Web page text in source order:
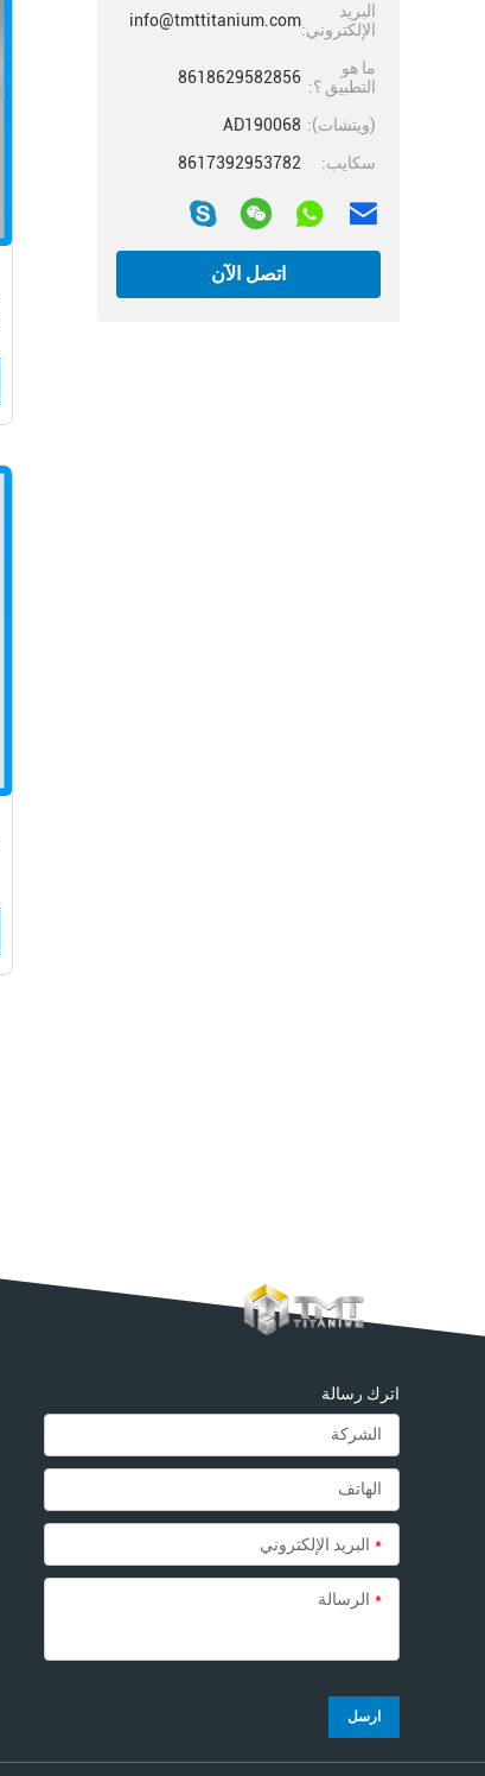
البريد
الإلكتروني:info@tmttitanium.com
ما هو
التطبيق ؟: 8618629582856
(ويتشات): AD190068
سكايب:
8617392953782
اتصل الآن
اترك رسالة
* البريد الإلكتروني
* الرسالة
ارسل